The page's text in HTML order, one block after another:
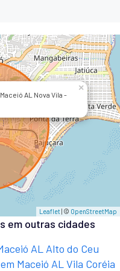
AL Nova Vila -
×
Leaflet| © OpenStreetMap
em outras cidades
AL Alto do Ceu
Maceió AL Vila Coréia